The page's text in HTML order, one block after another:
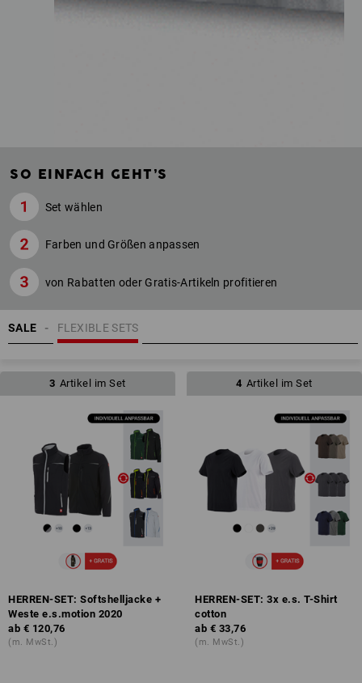
SO EINFACH GEHT’S
Set wählen
Farben und Größen anpassen
von Rabatten oder Gratis-Artikeln profitieren
SALE FLEXIBLE SETS
3 Artikel im Set
HERREN-SET: Softshelljacke +
Weste e.s.motion 2020
ab € 120,76
(m. MwSt.)
4 Artikel im Set
HERREN-SET: 3x e.s. T-Shirt
cotton
ab € 33,76
(m. MwSt.)